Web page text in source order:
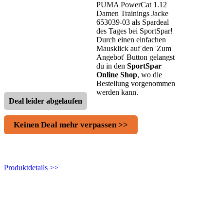
PUMA PowerCat 1.12
Damen Trainings Jacke
653039-03 als Spardeal
des Tages bei SportSpar!
Durch einen einfachen
Mausklick auf den 'Zum
Angebot' Button gelangst
du in den SportSpar
Online Shop, wo die
Bestellung vorgenommen
werden kann.
Deal leider abgelaufen
Keinen Deal mehr verpassen >>
Produktdetails >>